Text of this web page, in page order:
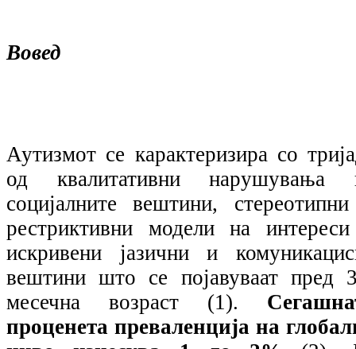
Вовед
Аутизмот се карактеризира со
од квалитативни нарушувања
социјалните вештини,
рестриктивни модели на
искривени јазични и
вештини што се појавуваат пред
месечна возраст (1).
проценета преваленција на